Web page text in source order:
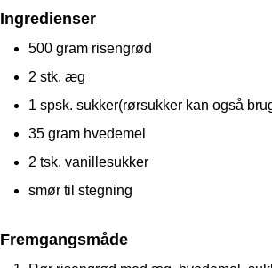
Ingredienser
500 gram risengrød
2 stk. æg
1 spsk. sukker(rørsukker kan også
35 gram hvedemel
2 tsk. vanillesukker
smør til stegning
Fremgangsmåde